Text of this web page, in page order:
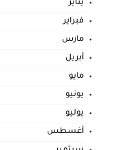
يناير
فبراير
مارس
أبريل
مايو
يونيو
يوليو
أغسطس